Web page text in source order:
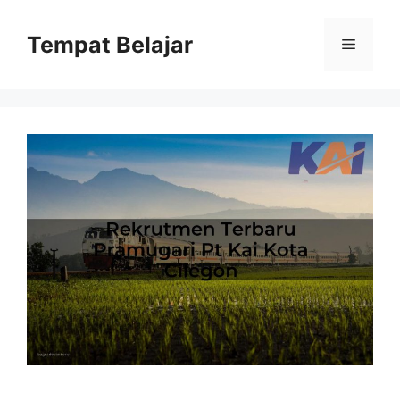
contentTempat Belajar Menu